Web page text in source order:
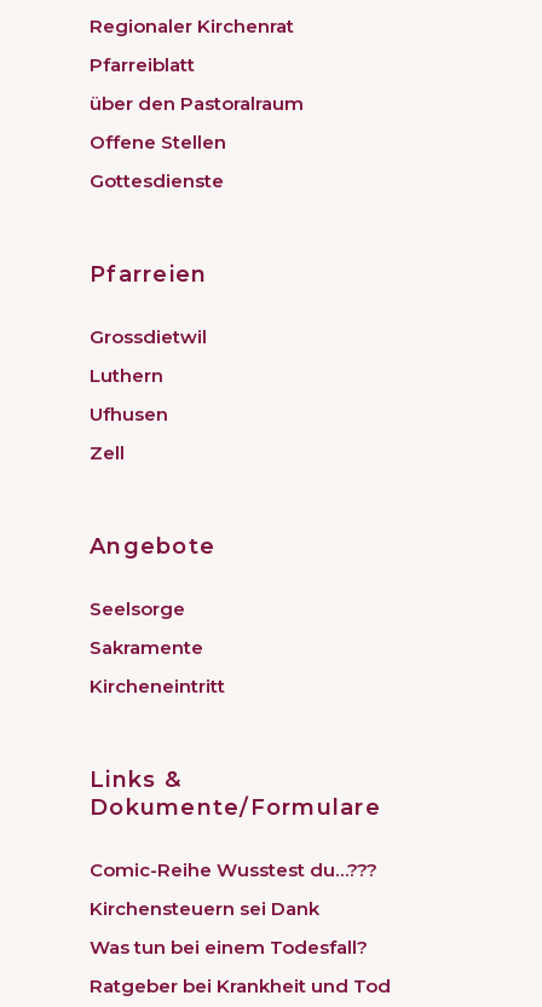
Regionaler Kirchenrat
Pfarreiblatt
über den Pastoralraum
Offene Stellen
Gottesdienste
Pfarreien
Grossdietwil
Luthern
Ufhusen
Zell
Angebote
Seelsorge
Sakramente
Kircheneintritt
Links &
Dokumente/Formulare
Comic-Reihe Wusstest du…???
Kirchensteuern sei Dank
Was tun bei einem Todesfall?
Ratgeber bei Krankheit und Tod